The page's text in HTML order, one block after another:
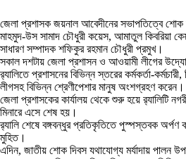
জেলা প্রশাসক জয়নাল আবেদীনের সভাপতিত্বে
মাহমুদ-উস সামাদ চৌধুরী কয়েস, আমাতুল কিবরিয়া
সাধারণ সম্পাদক শফিকুর রহমান চৌধুরী প্রমুখ।
সকাল দশটায় জেলা প্রশাসন ও আওয়ামী লীগের
র‌্যালিতে প্রশাসনের বিভিন্ন স্তরের কর্মকর্তা-
লীগসহ বিভিন্ন শ্রেণীপেশার মানুষ অংশগ্রহণ করেন।
জেলা প্রশাসকের কার্যালয় থেকে শুরু হয়ে র‌্যালিটি
মিনারে এসে শেষ হয়।
র‌্যালি শেষে বঙ্গবন্ধুর প্রতিকৃতিতে পুস্পস্তবক অর্পণ
মুহিত।
এদিন, জাতীয় শোক দিবস যথাযোগ্য মর্যাদায় পালন